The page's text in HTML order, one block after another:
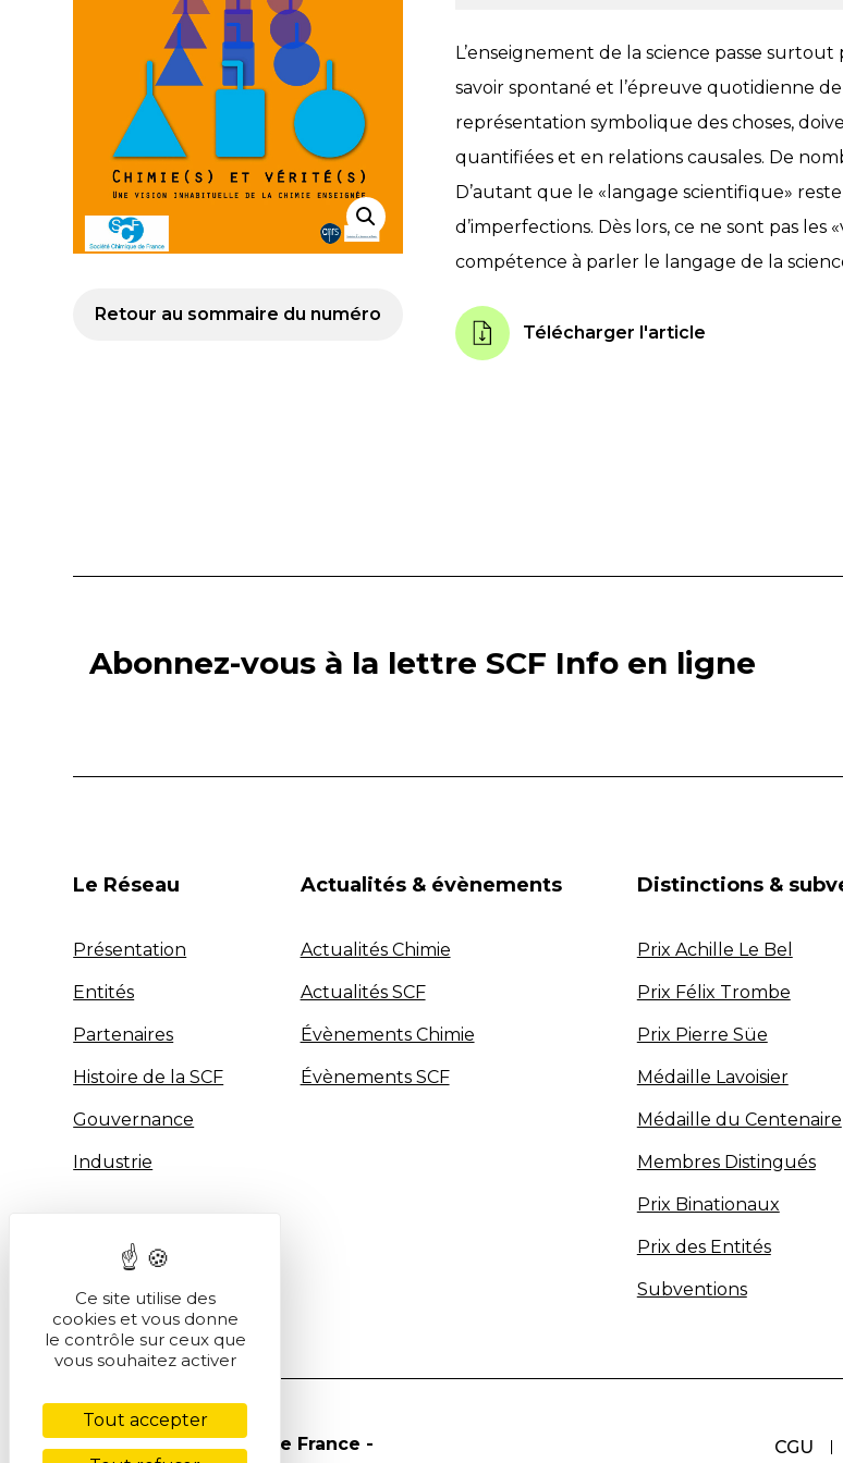
Retour au sommaire du numéro
L’enseignement de la science passe
savoir spontané et l’épreuve quotidienne
représentation symbolique des choses,
quantifiées et en relations causales. De
D’autant que le «langage scientifique»
d’imperfections. Dès lors, ce ne sont pas
compétence à parler le langage de la
Télécharger l'article
Abonnez-vous à la lettre SCF Info en ligne
Le Réseau
Présentation
Entités
Partenaires
Histoire de la SCF
Gouvernance
Industrie
Actualités & évènements
Actualités Chimie
Actualités SCF
Évènements Chimie
Évènements SCF
Distinctions &
Prix Achille Le Bel
Prix Félix Trombe
Prix Pierre Süe
Médaille Lavoisier
Médaille du Centenaire
Membres Distingués
Prix Binationaux
Prix des Entités
Subventions
CGU
© Société Chimique de France -
Ce site utilise des
cookies et vous donne
le contrôle sur ceux que
vous souhaitez activer
Tout accepter